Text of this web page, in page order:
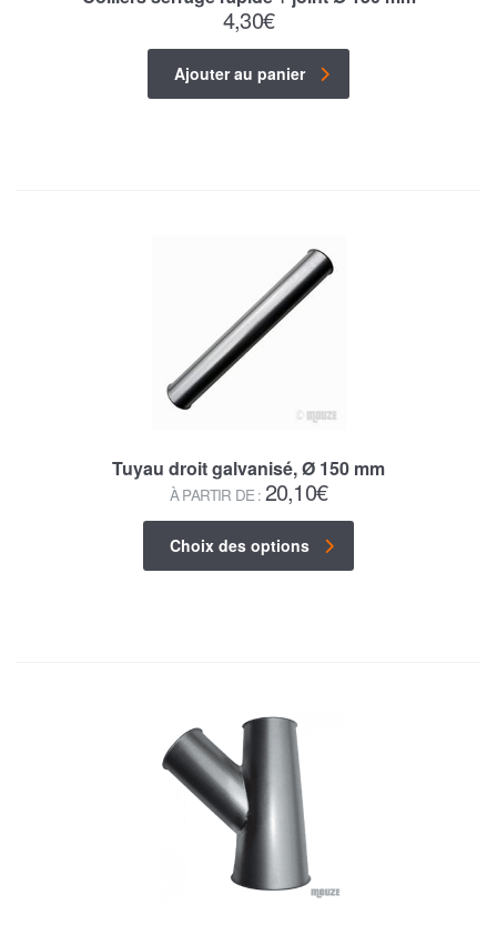
4,30€
Ajouter au panier
Tuyau droit galvanisé, Ø 150 mm
À PARTIR DE : 20,10€
Choix des options